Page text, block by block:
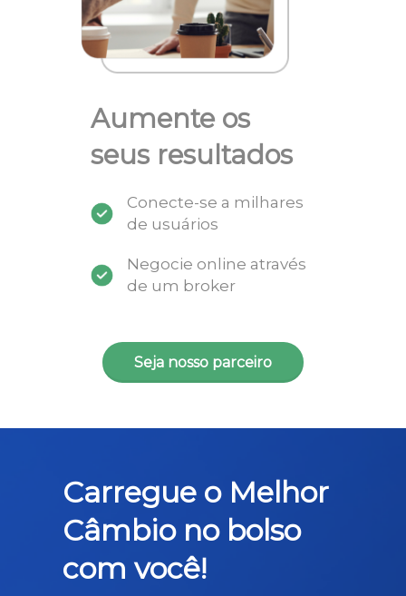
Aumente os
seus resultados
Conecte-se a milhares
de usuários
Negocie online através
de um broker
Seja nosso parceiro
Carregue o Melhor
Câmbio no bolso
com você!